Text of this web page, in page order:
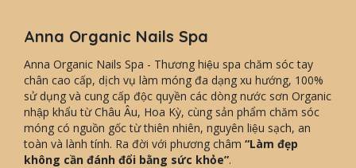
Anna Organic Nails Spa
Anna Organic Nails Spa - Thương hiệu spa chăm sóc tay
chân cao cấp, dịch vụ làm móng đa dạng xu hướng, 100%
sử dụng và cung cấp độc quyền các dòng nước sơn Organic
nhập khẩu từ Châu Âu, Hoa Kỳ, cùng sản phẩm chăm sóc
móng có nguồn gốc từ thiên nhiên, nguyên liệu sạch, an
toàn và lành tính. Ra đời với phương châm “Làm đẹp
không cần đánh đổi bằng sức khỏe”.